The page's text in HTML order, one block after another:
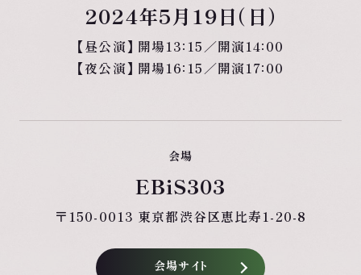
2024年5月19日（日）
【昼公演】 開場13：15／開演14：00
【夜公演】 開場16：15／開演17：00
会場
EBiS303
〒150-0013 東京都渋谷区恵比寿1-20-8
会場サイト